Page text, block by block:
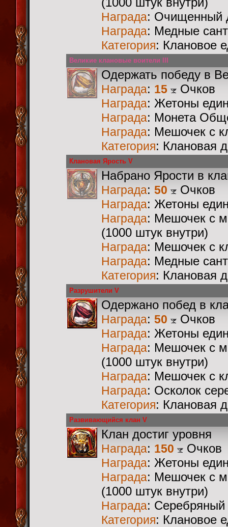
Награда: Очищенный
Награда: Медные
Категория: Клановое
Великие клановые воители III
Одержать победу в
Награда: 15 Очков
Награда: Жетоны
Награда: Монета
Награда: Мешочек с
Категория: Клановая
Клановая Ярость V
Набрано Ярости в
Награда: 50 Очков
Награда: Жетоны
Награда: Мешочек с
(1000 штук внутри)
Награда: Мешочек с
Награда: Медные
Категория: Клановая
Разрушители V
Одержано побед в
Награда: 50 Очков
Награда: Жетоны
Награда: Мешочек с
(1000 штук внутри)
Награда: Мешочек с
Награда: Осколок
Категория: Клановая
Развивающийся клан V
Клан достиг уровня
Награда: 150 Очков
Награда: Жетоны
Награда: Мешочек с
(1000 штук внутри)
Награда: Серебряный
Категория: Клановое